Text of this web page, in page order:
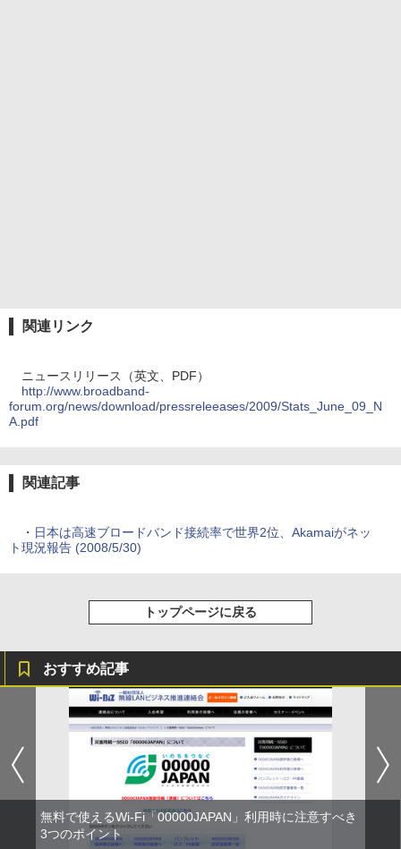
関連リンク
ニュースリリース（英文、PDF）
http://www.broadband-
forum.org/news/download/pressreleeases/2009/Stats_June_09_N
A.pdf
関連記事
・ 日本は高速ブロードバンド接続率で世界2位、Akamaiがネッ
ト現況報告 (2008/5/30)
トップページに戻る
おすすめ記事
無料で使えるWi-Fi「00000JAPAN」利用時に注意すべき
3つのポイント